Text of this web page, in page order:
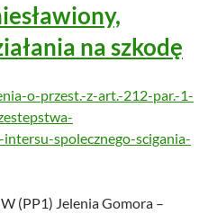
na szkodę
o-przest.-z-art.-212-par.-1-
spolecznego-scigania-
(PP1) Jelenia Gomora –